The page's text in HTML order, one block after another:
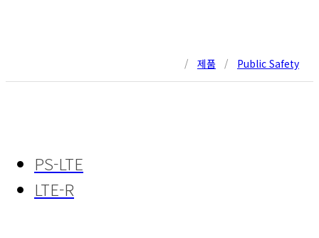
/ 제품 / Public Safety
PS-LTE
LTE-R